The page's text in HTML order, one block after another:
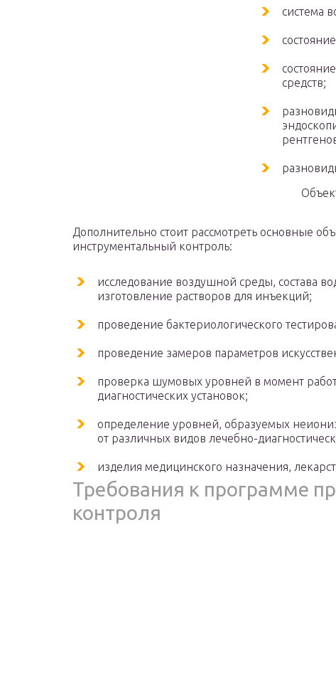
система
средств;
Дополнительно стоит рассмотреть основные
инструментальный контроль:
исследование воздушной среды, состава
изготовление растворов для инъекций;
проведение бактериологического
проведение замеров параметров
проверка шумовых уровней в момент
диагностических установок;
определение уровней, образуемых
от различных видов лечебно-
изделия медицинского назначения,
Требования к программе
контроля